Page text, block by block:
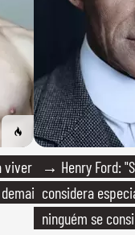
viver
→ Henry Ford:
considera
ninguém se